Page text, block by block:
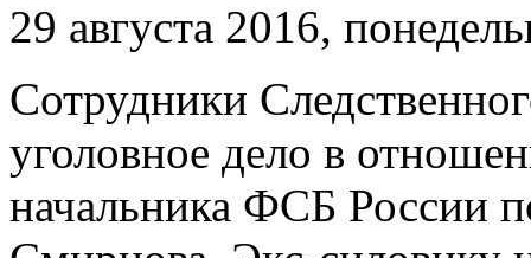
29 августа 2016,
Сотрудники
уголовное дело в
начальника ФСБ России